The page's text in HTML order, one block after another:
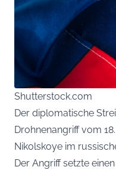
Shutterstock.com
Der diplomatische
Drohnenangriff vom
Nikolskoye im
Der Angriff setzte